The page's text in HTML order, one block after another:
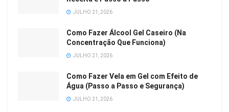
JULHO 21, 2026
Como Fazer Álcool Gel Caseiro (Na
Concentração Que Funciona)
JULHO 21, 2026
Como Fazer Vela em Gel com Efeito de
Água (Passo a Passo e Segurança)
JULHO 21, 2026